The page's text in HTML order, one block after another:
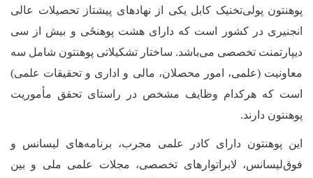
پوهنتون پولی‌تخنیک کابل یکی از نهادهای پیشتاز تحصیلات عالی
انجنیری در کشور است که دارای هشت پوهنځی و بیش از سی
دیپارتمنت تخصصی می‌باشد. ساختار تشکیلاتی پوهنتون شامل سه
معاونیت (علمی، امور محصلان، مالی و اداری و تحقیقات علمی)
است که هرکدام وظایف مشخص در راستای تحقق مأموریت
پوهنتون دارند.
این پوهنتون دارای کادر علمی مجرب، برنامه‌های لیسانس و
فوق‌لیسانس، لابراتوارهای تخصصی، مجلات علمی ملی و بین